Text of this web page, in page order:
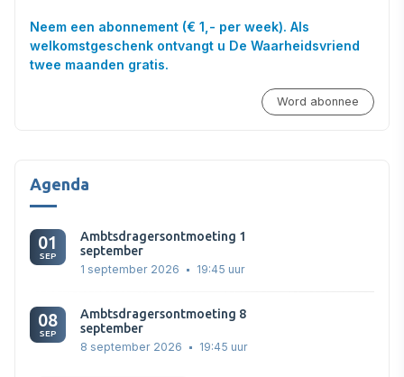
Neem een abonnement (€ 1,- per week). Als
welkomstgeschenk ontvangt u De Waarheidsvriend
twee maanden gratis.
Word abonnee
Agenda
01
SEP
Ambtsdragersontmoeting 1
september
1 september 2026 19:45 uur
08
SEP
Ambtsdragersontmoeting 8
september
8 september 2026 19:45 uur